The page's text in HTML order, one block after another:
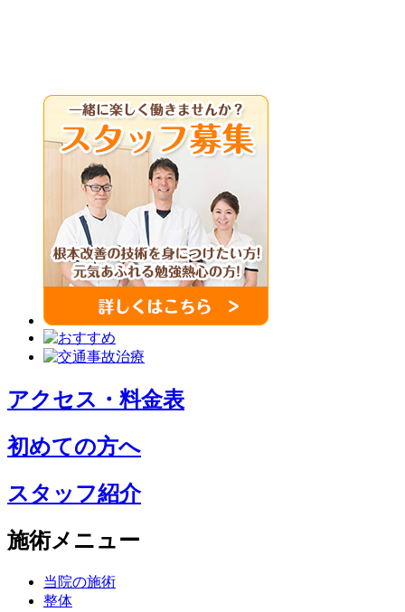
アクセス・料金表
初めての方へ
スタッフ紹介
施術メニュー
当院の施術
整体